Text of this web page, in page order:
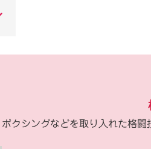
ボクシングなどを取り入れた格